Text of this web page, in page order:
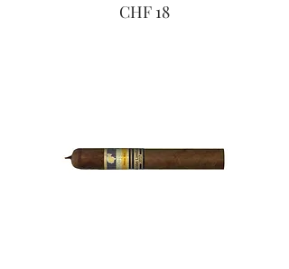
CHF 18